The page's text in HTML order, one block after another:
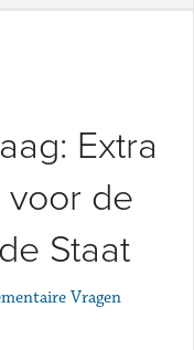
Extra
de
Staat
Vragen